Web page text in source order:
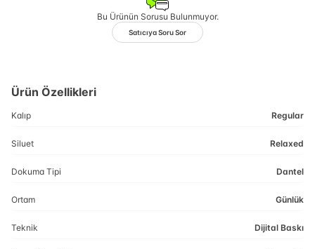
Bu Ürünün Sorusu Bulunmuyor.
Satıcıya Soru Sor
Ürün Özellikleri
Kalıp Regular
Siluet Relaxed
Dokuma Tipi Dantel
Ortam Günlük
Teknik Dijital Baskı